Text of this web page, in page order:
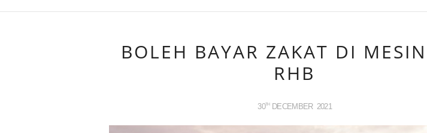
BOLEH BAYAR ZAKAT DI
RHB
30TH DECEMBER 2021